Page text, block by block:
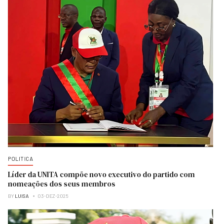
POLITICA
Líder da UNITA compõe novo executivo do partido com
nomeações dos seus membros
BY LUISA 03-DEZ-2025